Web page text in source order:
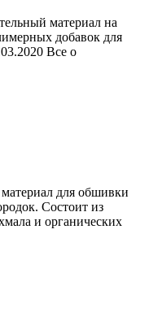
материал на
добавок для
Все о
для обшивки
Состоит из
и органических